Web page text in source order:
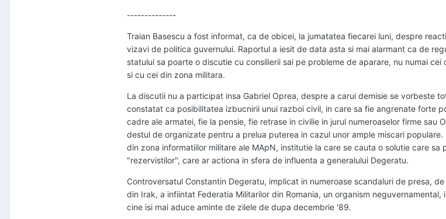
--------------
Traian Basescu a fost informat, ca de obicei, la jumatatea fiecarei luni, despre
vizavi de politica guvernului. Raportul a iesit de data asta si mai alarmant ca de
statului sa poarte o discutie cu consilierii sai pe probleme de aparare, nu numai
si cu cei din zona militara.
La discutii nu a participat insa Gabriel Oprea, despre a carui demisie se vorbeste
constatat ca posibilitatea izbucnirii unui razboi civil, in care sa fie angrenate forte
cadre ale armatei, fie la pensie, fie retrase in civilie in jurul numeroaselor firme sau
destul de organizate pentru a prelua puterea in cazul unor ample miscari
din zona informatiilor militare ale MApN, institutie la care se cauta o solutie care sa
"rezervistilor", care ar actiona in sfera de influenta a generalului Degeratu.
Controversatul Constantin Degeratu, implicat in numeroase scandaluri de presa, de
din Irak, a infiintat Federatia Militarilor din Romania, un organism neguvernamental,
cine isi mai aduce aminte de zilele de dupa decembrie '89.